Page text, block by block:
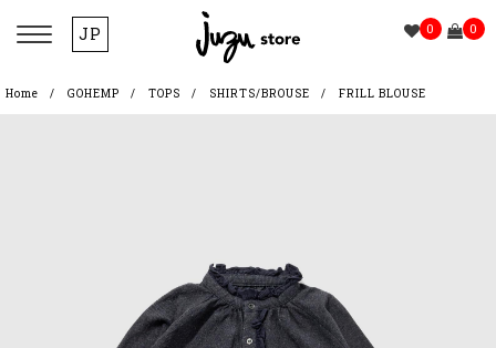
JP 0 0
Home GOHEMP TOPS SHIRTS/BROUSE FRILL BLOUSE